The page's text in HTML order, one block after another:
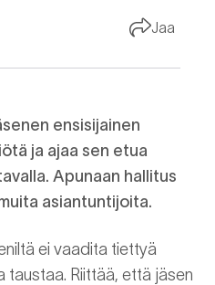
Jaa
ensisijainen
ja ajaa sen etua
Apunaan hallitus
asiantuntijoita.
ei vaadita tiettyä
taustaa. Riittää, että jäsen